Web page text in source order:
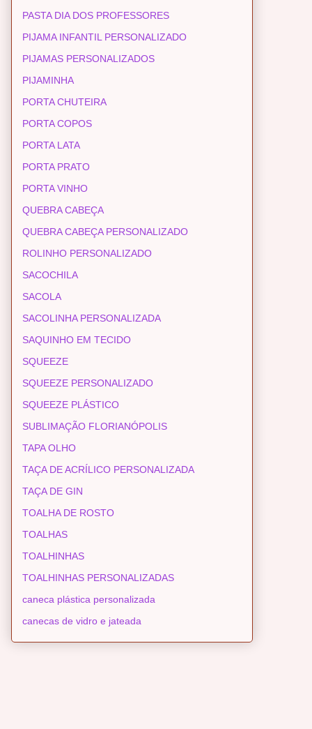
PASTA DIA DOS PROFESSORES
PIJAMA INFANTIL PERSONALIZADO
PIJAMAS PERSONALIZADOS
PIJAMINHA
PORTA CHUTEIRA
PORTA COPOS
PORTA LATA
PORTA PRATO
PORTA VINHO
QUEBRA CABEÇA
QUEBRA CABEÇA PERSONALIZADO
ROLINHO PERSONALIZADO
SACOCHILA
SACOLA
SACOLINHA PERSONALIZADA
SAQUINHO EM TECIDO
SQUEEZE
SQUEEZE PERSONALIZADO
SQUEEZE PLÁSTICO
SUBLIMAÇÃO FLORIANÓPOLIS
TAPA OLHO
TAÇA DE ACRÍLICO PERSONALIZADA
TAÇA DE GIN
TOALHA DE ROSTO
TOALHAS
TOALHINHAS
TOALHINHAS PERSONALIZADAS
caneca plástica personalizada
canecas de vidro e jateada